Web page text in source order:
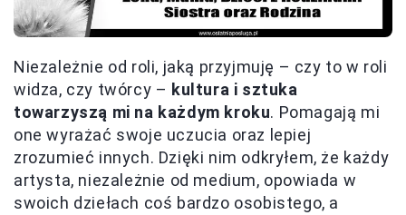
Niezależnie od roli, jaką przyjmuję – czy to w roli
widza, czy twórcy – kultura i sztuka
towarzyszą mi na każdym kroku. Pomagają mi
one wyrażać swoje uczucia oraz lepiej
zrozumieć innych. Dzięki nim odkryłem, że każdy
artysta, niezależnie od medium, opowiada w
swoich dziełach coś bardzo osobistego, a